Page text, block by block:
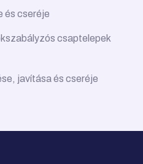
és cseréje
csaptelepek
javítása és cseréje